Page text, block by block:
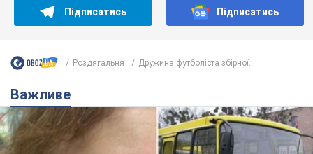
Підписатись Підписатись
Роздягальня Дружина футболіста збірної...
Важливе